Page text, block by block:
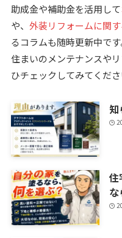
助成金や補助金を活用して
や、 外装リフォームに関
るコラムも随時更新中です
住まいのメンテナンスや
ひチェックしてみてくださ
住
な